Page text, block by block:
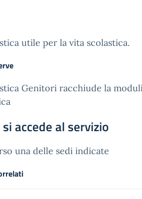
utile per la vita scolastica.
Genitori racchiude la
si accede al servizio
una delle sedi indicate